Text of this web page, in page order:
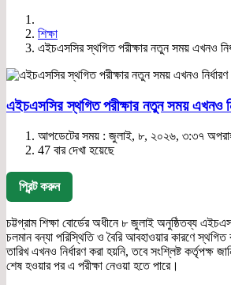
শিক্ষা
এইচএসসির স্থগিত পরীক্ষার নতুন সময় এখনও
এইচএসসির স্থগিত পরীক্ষার নতুন সময় এখনও
আপডেটের সময় : জুলাই, ৮, ২০২৬, ৩:৩৭
47 বার দেখা হয়েছে
প্রিন্ট করুন
চট্টগ্রাম শিক্ষা বোর্ডের অধীনে ৮ জুলাই অনুষ্ঠিতব্য
চলমান বন্যা পরিস্থিতি ও বৈরি আবহাওয়ার কারণে
তারিখ এখনও নির্ধারণ করা হয়নি, তবে সংশ্লিষ্ট কর্তৃপক্ষ
শেষ হওয়ার পর এ পরীক্ষা নেওয়া হতে পারে।